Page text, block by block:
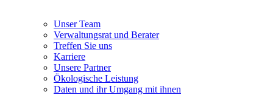
Unser Team
Verwaltungsrat und Berater
Treffen Sie uns
Karriere
Unsere Partner
Ökologische Leistung
Daten und ihr Umgang mit ihnen